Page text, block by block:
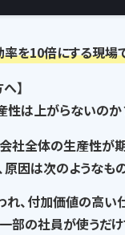
を10倍にする現場
】
性は上がらないのか
会社全体の生産性が
原因は次のようなも
れ、付加価値の高い
部の社員が使うだ